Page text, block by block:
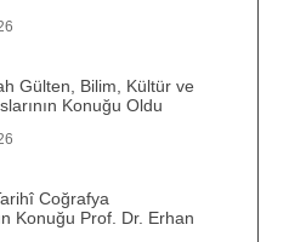
Gülten, Bilim, Kültür ve
Konuğu Oldu
Coğrafya
Konuğu Prof. Dr. Erhan